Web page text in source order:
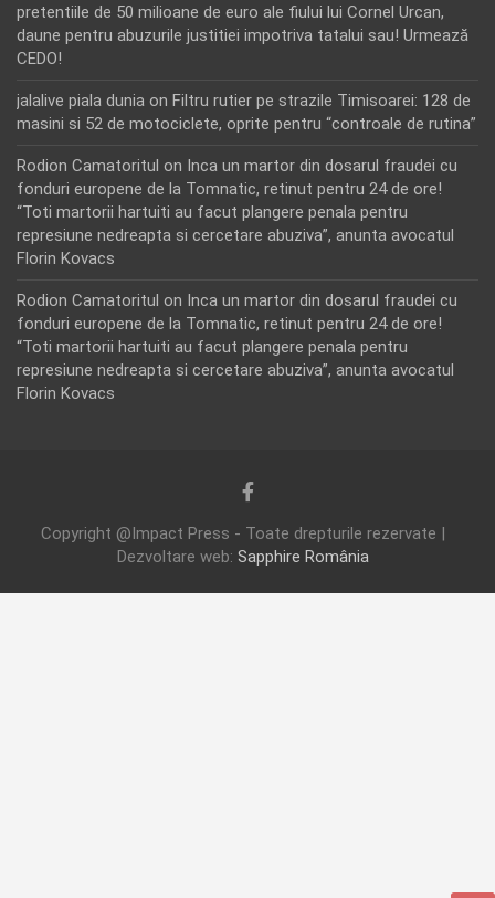
pretentiile de 50 milioane de euro ale fiului lui Cornel Urcan,
daune pentru abuzurile justitiei impotriva tatalui sau! Urmează
CEDO!
jalalive piala dunia on Filtru rutier pe strazile Timisoarei: 128 de
masini si 52 de motociclete, oprite pentru “controale de rutina”
Rodion Camatoritul on Inca un martor din dosarul fraudei cu
fonduri europene de la Tomnatic, retinut pentru 24 de ore!
“Toti martorii hartuiti au facut plangere penala pentru
represiune nedreapta si cercetare abuziva”, anunta avocatul
Florin Kovacs
Rodion Camatoritul on Inca un martor din dosarul fraudei cu
fonduri europene de la Tomnatic, retinut pentru 24 de ore!
“Toti martorii hartuiti au facut plangere penala pentru
represiune nedreapta si cercetare abuziva”, anunta avocatul
Florin Kovacs
Copyright @Impact Press - Toate drepturile rezervate |
Dezvoltare web: Sapphire România